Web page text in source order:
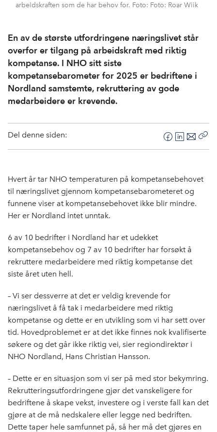
arbeidskraften som de har behov for. Foto: Foto: Roar Wiik
En av de største utfordringene næringslivet står
overfor er tilgang på arbeidskraft med riktig
kompetanse. I NHO sitt siste
kompetansebarometer for 2025 er bedriftene i
Nordland samstemte, rekruttering av gode
medarbeidere er krevende.
Del denne siden:
F
a
e
b
o
L
i
k
e
d
E
-
o
s
t
Hvert år tar NHO temperaturen på kompetansebehovet
til næringslivet gjennom kompetansebarometeret og
funnene viser at kompetansebehovet ikke blir mindre.
Her er Nordland intet unntak.
6 av 10 bedrifter i Nordland har et udekket
kompetansebehov og 7 av 10 bedrifter har forsøkt å
rekruttere medarbeidere med riktig kompetanse det
siste året uten hell.
– Vi ser dessverre at det er veldig krevende for
næringslivet å få tak i medarbeidere med riktig
kompetanse og dette er en utvikling som vi har sett over
tid. Hovedproblemet er at det ikke finnes nok kvalifiserte
søkere og det går ikke riktig vei, sier regiondirektør i
NHO Nordland, Hans Christian Hansson.
– Dette er en situasjon som vi ser på med stor bekymring.
Rekrutteringsutfordringene gjør det vanskeligere for
bedriftene å skape vekst, investere og i verste fall kan det
gjøre at de må nedskalere eller legge ned bedriften.
Dette taper hele samfunnet på, så her må det gjøres en